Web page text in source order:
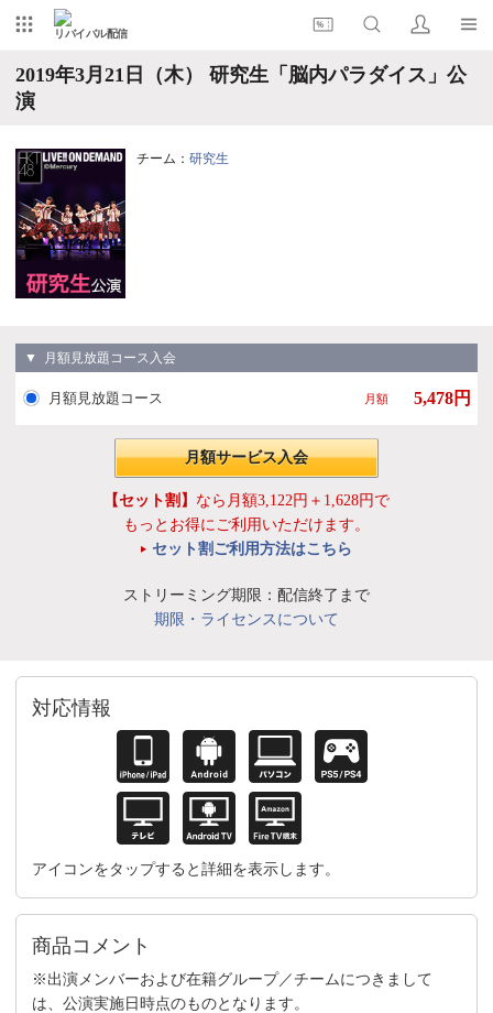
リバイバル配信
2019年3月21日（木） 研究生「脳内パラダイス」公
演
チーム： 研究生
▼ 月額見放題コース入会
月額見放題コース 月額 5,478円
月額サービス入会
【セット割】 なら月額3,122円＋1,628円で
もっとお得にご利用いただけます。
セット割ご利用方法はこちら
ストリーミング期限：配信終了まで
期限・ライセンスについて
対応情報
アイコンをタップすると詳細を表示します。
商品コメント
※出演メンバーおよび在籍グループ／チームにつきまして
は、公演実施日時点のものとなります。